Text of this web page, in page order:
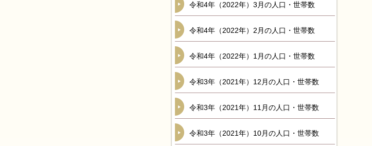
令和4年（2022年）3月の人口・世帯数
令和4年（2022年）2月の人口・世帯数
令和4年（2022年）1月の人口・世帯数
令和3年（2021年）12月の人口・世帯数
令和3年（2021年）11月の人口・世帯数
令和3年（2021年）10月の人口・世帯数